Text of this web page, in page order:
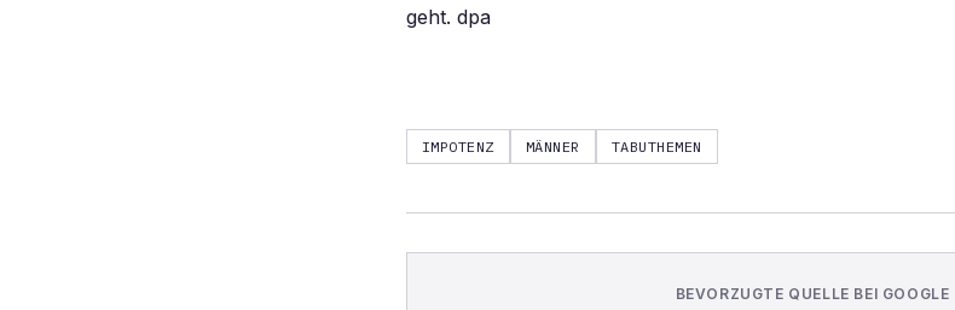
geht. dpa
IMPOTENZ MÄNNER TABUTHEMEN
BEVORZUGTE QUELLE BEI GOOGLE